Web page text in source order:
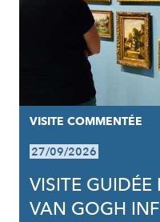
VISITE COMMENTÉE
27/09/2026
VISITE
VAN GOGH